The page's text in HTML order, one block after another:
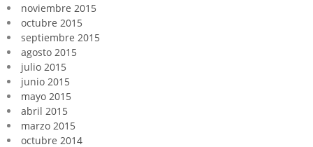
noviembre 2015
octubre 2015
septiembre 2015
agosto 2015
julio 2015
junio 2015
mayo 2015
abril 2015
marzo 2015
octubre 2014